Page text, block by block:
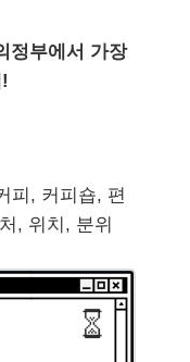
정부에서 가장
피, 커피숍, 편
, 위치, 분위